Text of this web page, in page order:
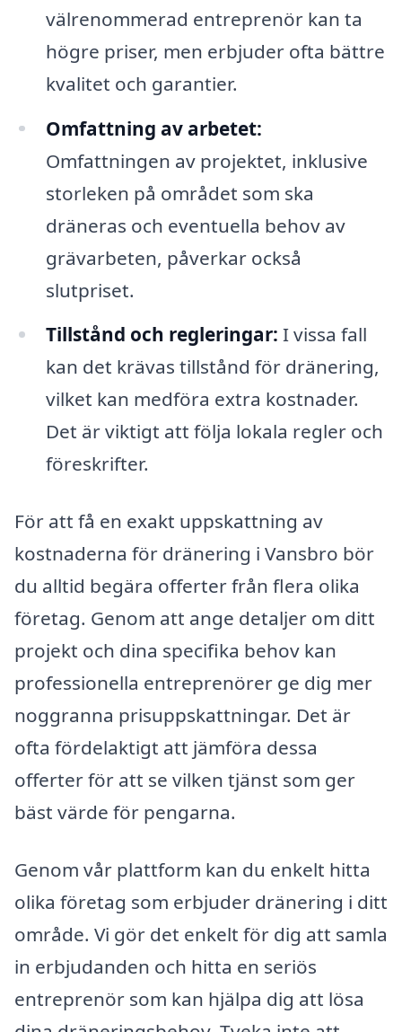
välrenommerad entreprenör kan ta
högre priser, men erbjuder ofta bättre
kvalitet och garantier.
Omfattning av arbetet:
Omfattningen av projektet, inklusive
storleken på området som ska
dräneras och eventuella behov av
grävarbeten, påverkar också
slutpriset.
Tillstånd och regleringar: I vissa fall
kan det krävas tillstånd för dränering,
vilket kan medföra extra kostnader.
Det är viktigt att följa lokala regler och
föreskrifter.
För att få en exakt uppskattning av
kostnaderna för dränering i Vansbro bör
du alltid begära offerter från flera olika
företag. Genom att ange detaljer om ditt
projekt och dina specifika behov kan
professionella entreprenörer ge dig mer
noggranna prisuppskattningar. Det är
ofta fördelaktigt att jämföra dessa
offerter för att se vilken tjänst som ger
bäst värde för pengarna.
Genom vår plattform kan du enkelt hitta
olika företag som erbjuder dränering i ditt
område. Vi gör det enkelt för dig att samla
in erbjudanden och hitta en seriös
entreprenör som kan hjälpa dig att lösa